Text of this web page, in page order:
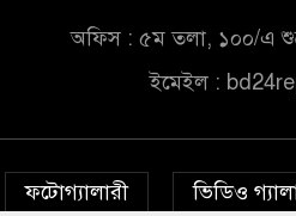
অফিস : ৫ম তলা, ১০০/এ
ইমেইল :
ফটোগ্যালারী ভিডিও